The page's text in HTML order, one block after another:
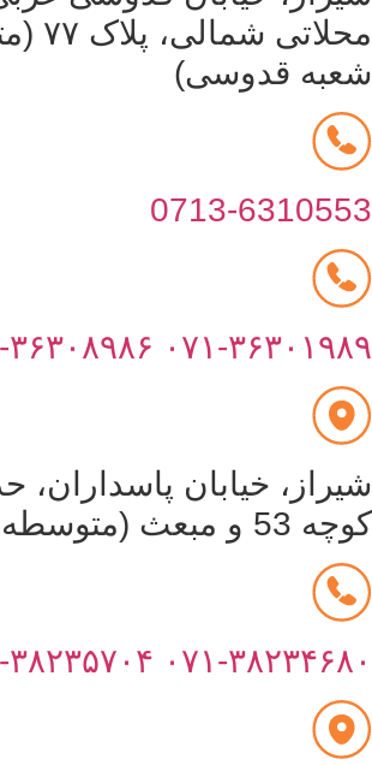
محلاتی
قدوسی)
0713-
۳۶۳۰۱۹۸۹ ۰۷۱-
خیابان پاسداران،
و مبعث (متوسطه دوم)
۳۸۲۳۴۶۸۰ ۰۷۱-